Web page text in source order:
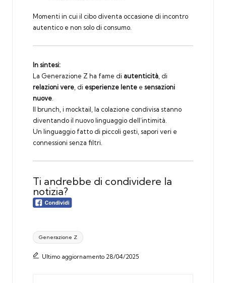
Momenti in cui il cibo diventa occasione di incontro
autentico e non solo di consumo.
In sintesi:
La Generazione Z ha fame di autenticità , di
relazioni vere , di esperienze lente e sensazioni
nuove
Il brunch, i mocktail, la colazione condivisa stanno
diventando il nuovo linguaggio dell’intimità.
Un linguaggio fatto di piccoli gesti, sapori veri e
connessioni senza filtri.
Ti andrebbe di condividere la
notizia?
Tags:
Generazione Z
Ultimo aggiornamento 28/04/2025